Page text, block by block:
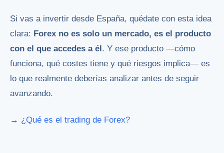
Si vas a invertir desde España, quédate con esta idea
clara: Forex no es solo un mercado, es el producto
con el que accedes a él. Y ese producto —cómo
funciona, qué costes tiene y qué riesgos implica— es
lo que realmente deberías analizar antes de seguir
avanzando.
→ ¿Qué es el trading de Forex?